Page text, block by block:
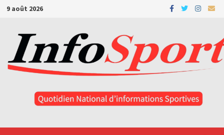
Passer
contenu
9 août 2026